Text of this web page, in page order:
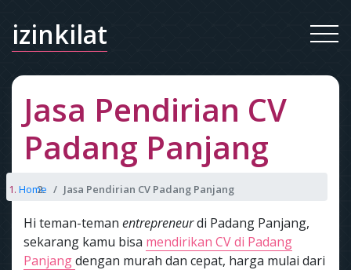
izinkilat
Jasa Pendirian CV
Padang Panjang
Home Jasa Pendirian CV Padang Panjang
Hi teman-teman entrepreneurdi Padang Panjang,
sekarang kamu bisa mendirikan CV di Padang
Panjangdengan murah dan cepat, harga mulai dari